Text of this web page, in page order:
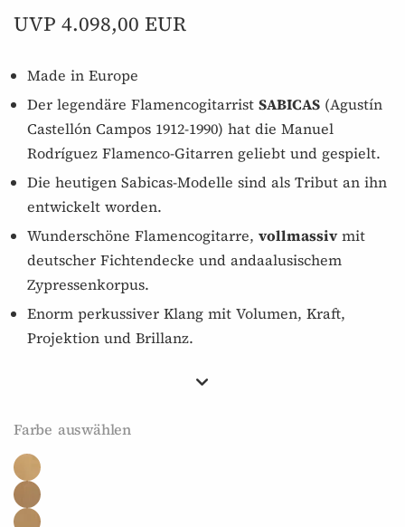
UVP 4.098,00 EUR
Made in Europe
Der legendäre Flamencogitarrist SABICAS (Agustín
Castellón Campos 1912-1990) hat die Manuel
Rodríguez Flamenco-Gitarren geliebt und gespielt.
Die heutigen Sabicas-Modelle sind als Tribut an ihn
entwickelt worden.
Wunderschöne Flamencogitarre, vollmassivmit
deutscher Fichtendecke und andaalusischem
Zypressenkorpus.
Enorm perkussiver Klang mit Volumen, Kraft,
Projektion und Brillanz.
Farbe auswählen